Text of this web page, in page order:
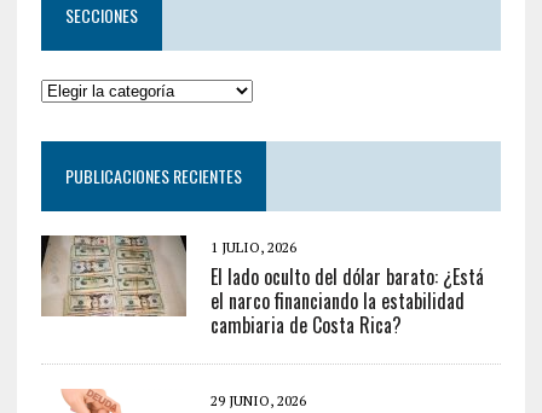
SECCIONES
PUBLICACIONES RECIENTES
1 JULIO, 2026
El lado oculto del dólar barato: ¿Está
el narco financiando la estabilidad
cambiaria de Costa Rica?
29 JUNIO, 2026